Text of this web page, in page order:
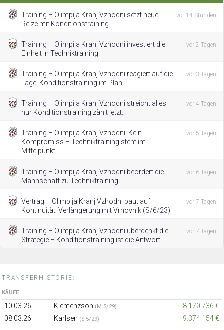
Training – Olimpija Kranj Vzhodni setzt neue
Reize mit Konditionstraining.
vor 14 Stunden
Training – Olimpija Kranj Vzhodni investiert die
Einheit in Techniktraining.
vor 2 Tagen
Training – Olimpija Kranj Vzhodni reagiert auf die
Lage: Konditionstraining im Plan.
vor 3 Tagen
Training – Olimpija Kranj Vzhodni streicht alles –
nur Konditionstraining zählt jetzt.
vor 4 Tagen
Training – Olimpija Kranj Vzhodni: Kein
Kompromiss – Techniktraining steht im
Mittelpunkt.
vor 5 Tagen
Training – Olimpija Kranj Vzhodni beordert die
Mannschaft zu Techniktraining.
vor 6 Tagen
Vertrag – Olimpija Kranj Vzhodni baut auf
Kontinuität: Verlängerung mit Vrhovnik (S/6/23).
vor 7 Tagen
Training – Olimpija Kranj Vzhodni überdenkt die
Strategie – Konditionstraining ist die Antwort.
vor 7 Tagen
TRANSFERHISTORIE:
KÄUFE
10.03.26 Klemenzson (M 5/29)
8.170.736 €
08.03.26
Karlsen (S 5/29) 9.374.154 €